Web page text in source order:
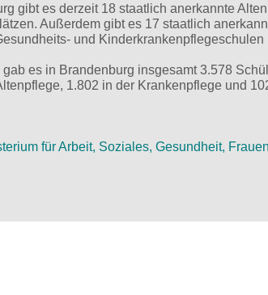
gibt es derzeit 18 staatlich anerkannte
Außerdem gibt es 17 staatlich
und
gab es in Brandenburg insgesamt 3.578
1.802 in der Krankenpflege und
für Arbeit, Soziales, Gesundheit,